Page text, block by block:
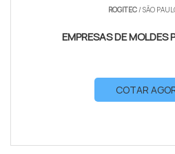
ROGITEC/ SÃO
EMPRESAS DE MOLDES
COTAR